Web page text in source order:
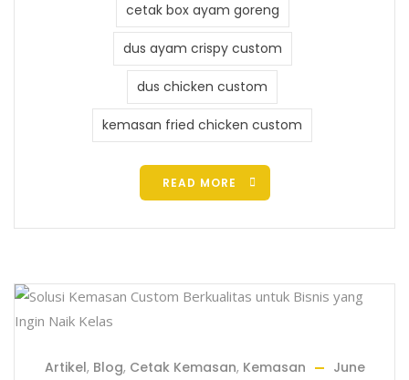
cetak box ayam goreng
dus ayam crispy custom
dus chicken custom
kemasan fried chicken custom
READ MORE
Artikel, Blog, Cetak Kemasan, Kemasan
June